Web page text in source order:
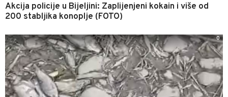
Akcija policije u Bijeljini: Zaplijenjeni kokain i više od
200 stabljika konoplje (FOTO)
0